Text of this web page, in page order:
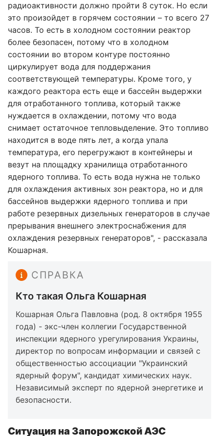
радиоактивности должно пройти 8 суток. Но если
это произойдет в горячем состоянии – то всего 27
часов. То есть в холодном состоянии реактор
более безопасен, потому что в холодном
состоянии во втором контуре постоянно
циркулирует вода для поддержания
соответствующей температуры. Кроме того, у
каждого реактора есть еще и бассейн выдержки
для отработанного топлива, который также
нуждается в охлаждении, потому что вода
снимает остаточное тепловыделение. Это топливо
находится в воде пять лет, а когда упала
температура, его перегружают в контейнеры и
везут на площадку хранилища отработанного
ядерного топлива. То есть вода нужна не только
для охлаждения активных зон реактора, но и для
бассейнов выдержки ядерного топлива и при
работе резервных дизельных генераторов в случае
прерывания внешнего электроснабжения для
охлаждения резервных генераторов", - рассказала
Кошарная.
СПРАВКА
Кто такая Ольга Кошарная
Кошарная Ольга Павловна (род. 8 октября 1955
года) - экс-член коллегии Государственной
инспекции ядерного урегулирования Украины,
директор по вопросам информации и связей с
общественностью ассоциации "Украинский
ядерный форум", кандидат химических наук.
Независимый эксперт по ядерной энергетике и
безопасности.
Ситуация на Запорожской АЭС